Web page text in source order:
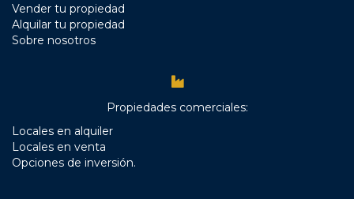
Vender tu propiedad
Alquilar tu propiedad
Sobre nosotros
Propiedades comerciales:
Locales en alquiler
Locales en venta
Opciones de inversión.